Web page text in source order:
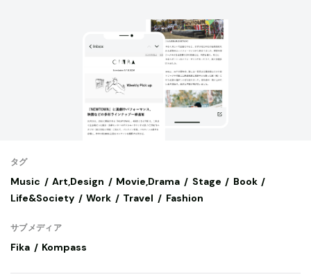
タグ
Music Art,Design Movie,Drama Stage
Book
Life&Society
Work Travel Fashion
サブメディア
Fika Kompass